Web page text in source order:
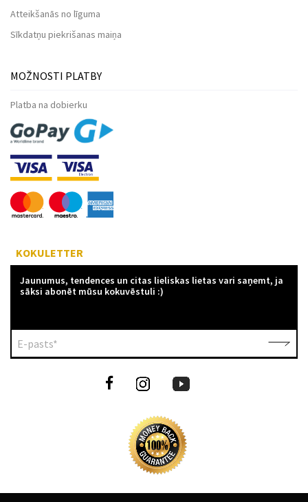
Atteikšanās no līguma
Sīkdatņu piekrišanas maiņa
MOŽNOSTI PLATBY
Platba na dobierku
KOKULETTER
Jaunumus, tendences un citas lieliskas lietas vari saņemt, ja
sāksi abonēt mūsu kokuvēstuli :)
E-pasts*